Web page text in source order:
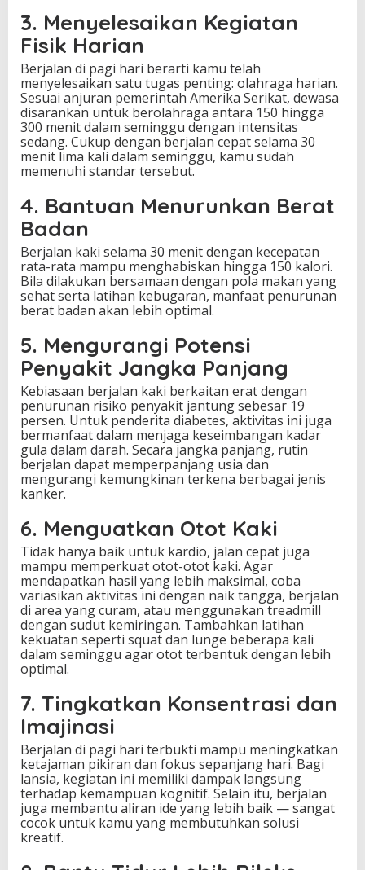
3. Menyelesaikan Kegiatan
Fisik Harian
Berjalan di pagi hari berarti kamu telah
menyelesaikan satu tugas penting: olahraga harian.
Sesuai anjuran pemerintah Amerika Serikat, dewasa
disarankan untuk berolahraga antara 150 hingga
300 menit dalam seminggu dengan intensitas
sedang. Cukup dengan berjalan cepat selama 30
menit lima kali dalam seminggu, kamu sudah
memenuhi standar tersebut.
4. Bantuan Menurunkan Berat
Badan
Berjalan kaki selama 30 menit dengan kecepatan
rata-rata mampu menghabiskan hingga 150 kalori.
Bila dilakukan bersamaan dengan pola makan yang
sehat serta latihan kebugaran, manfaat penurunan
berat badan akan lebih optimal.
5. Mengurangi Potensi
Penyakit Jangka Panjang
Kebiasaan berjalan kaki berkaitan erat dengan
penurunan risiko penyakit jantung sebesar 19
persen. Untuk penderita diabetes, aktivitas ini juga
bermanfaat dalam menjaga keseimbangan kadar
gula dalam darah. Secara jangka panjang, rutin
berjalan dapat memperpanjang usia dan
mengurangi kemungkinan terkena berbagai jenis
kanker.
6. Menguatkan Otot Kaki
Tidak hanya baik untuk kardio, jalan cepat juga
mampu memperkuat otot-otot kaki. Agar
mendapatkan hasil yang lebih maksimal, coba
variasikan aktivitas ini dengan naik tangga, berjalan
di area yang curam, atau menggunakan treadmill
dengan sudut kemiringan. Tambahkan latihan
kekuatan seperti squat dan lunge beberapa kali
dalam seminggu agar otot terbentuk dengan lebih
optimal.
7. Tingkatkan Konsentrasi dan
Imajinasi
Berjalan di pagi hari terbukti mampu meningkatkan
ketajaman pikiran dan fokus sepanjang hari. Bagi
lansia, kegiatan ini memiliki dampak langsung
terhadap kemampuan kognitif. Selain itu, berjalan
juga membantu aliran ide yang lebih baik — sangat
cocok untuk kamu yang membutuhkan solusi
kreatif.